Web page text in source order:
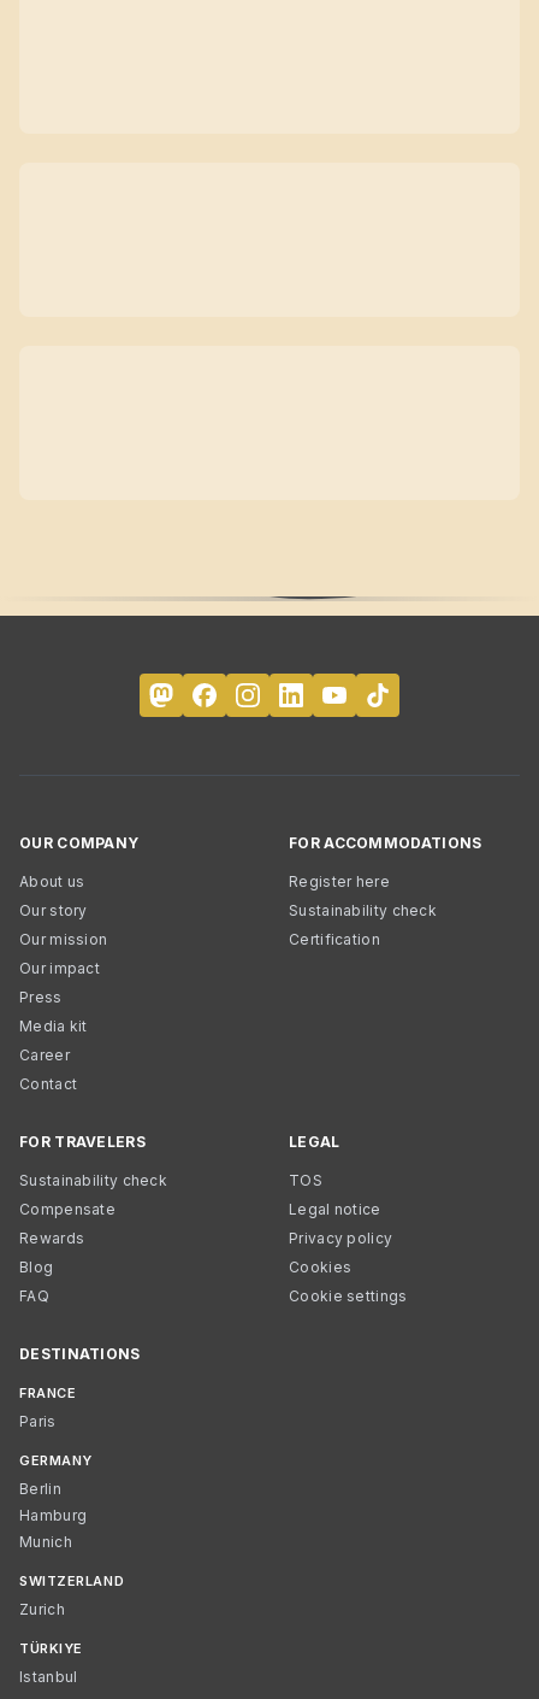
OUR COMPANY
About us
Our story
Our mission
Our impact
Press
Media kit
Career
Contact
FOR ACCOMMODATIONS
Register here
Sustainability check
Certification
FOR TRAVELERS
Sustainability check
Compensate
Rewards
Blog
FAQ
LEGAL
TOS
Legal notice
Privacy policy
Cookies
Cookie settings
DESTINATIONS
FRANCE
Paris
GERMANY
Berlin
Hamburg
Munich
SWITZERLAND
Zurich
TÜRKIYE
Istanbul